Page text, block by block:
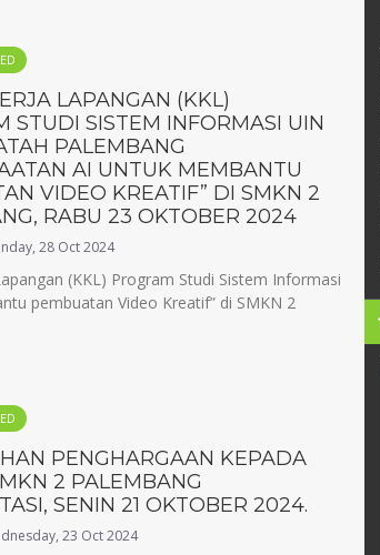
LAPANGAN (KKL)
STUDI SISTEM INFORMASI UIN
PALEMBANG
AI UNTUK MEMBANTU
VIDEO KREATIF” DI SMKN 2
RABU 23 OKTOBER 2024
28 Oct 2024
(KKL) Program Studi Sistem Informasi
pembuatan Video Kreatif” di SMKN 2
PENGHARGAAN KEPADA
2 PALEMBANG
SENIN 21 OKTOBER 2024.
23 Oct 2024
STAT
GTK
Guru Mapel